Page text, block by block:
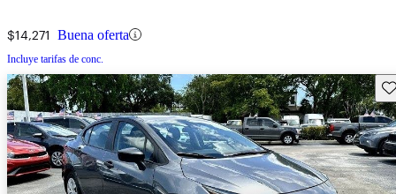
$14,271 Buena oferta
Incluye tarifas de conc.